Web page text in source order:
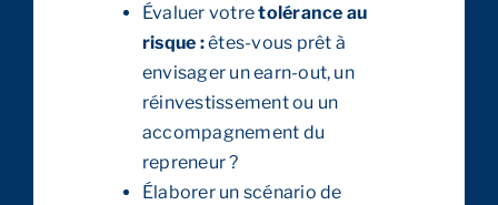
Évaluer votretolérance au
risque :êtes-vous prêt à
envisager un earn-out, un
réinvestissement ou un
accompagnement du
repreneur ?
Élaborer un scénario de